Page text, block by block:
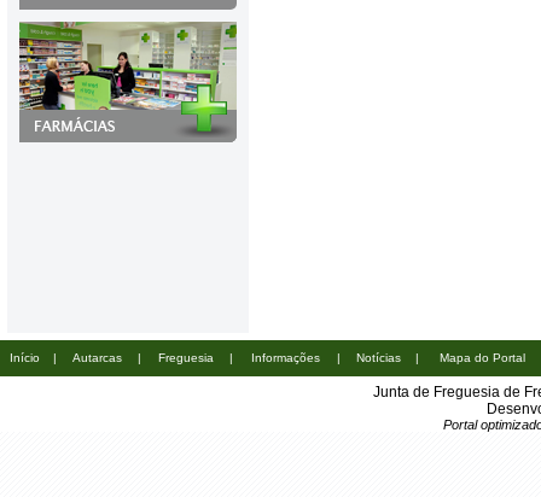
Início | Autarcas | Freguesia | Informações | Notícias | Mapa do Portal
Junta de Freguesia de
Portal